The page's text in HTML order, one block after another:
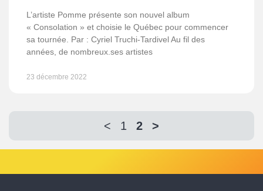
L’artiste Pomme présente son nouvel album
« Consolation » et choisie le Québec pour commencer
sa tournée. Par : Cyriel Truchi-Tardivel Au fil des
années, de nombreux.ses artistes
23 décembre 2022
< 1 2 >